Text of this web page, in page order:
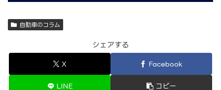
自動車のコラム
シェアする
X Facebook
LINE コピー